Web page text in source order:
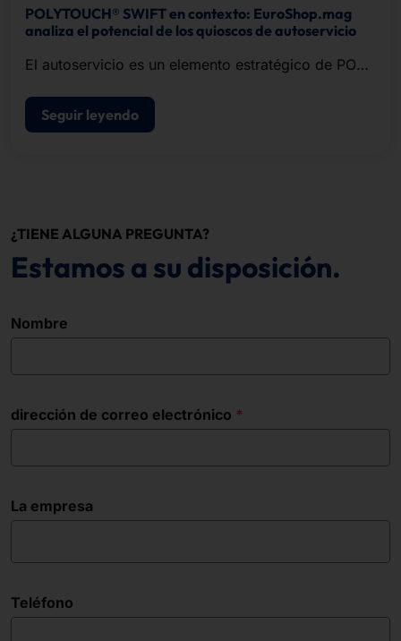
POLYTOUCH® SWIFT en contexto: EuroShop.mag
analiza el potencial de los quioscos de autoservicio
El autoservicio es un elemento estratégico de POS
Seguir leyendo
¿TIENE ALGUNA PREGUNTA?
Estamos a su disposición.
Nombre
dirección de correo electrónico
La empresa
Teléfono